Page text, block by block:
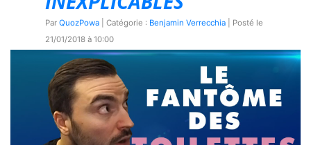
Par QuozPowa | Catégorie : Benjamin Verrecchia | Posté le
21/01/2018 à 10:00